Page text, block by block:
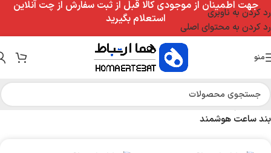
رد کردن به ناوبری
رد کردن به محتوای اصلی
جهت اطمینان از موجودی کالا قبل از ثبت سفارش از چت آنلاین
استعلام بگیرید
منو
خانه/لوازم جانبی موبایل و تبلت/ساعت و دستبند هوشمند/
بند ساعت هوشمند